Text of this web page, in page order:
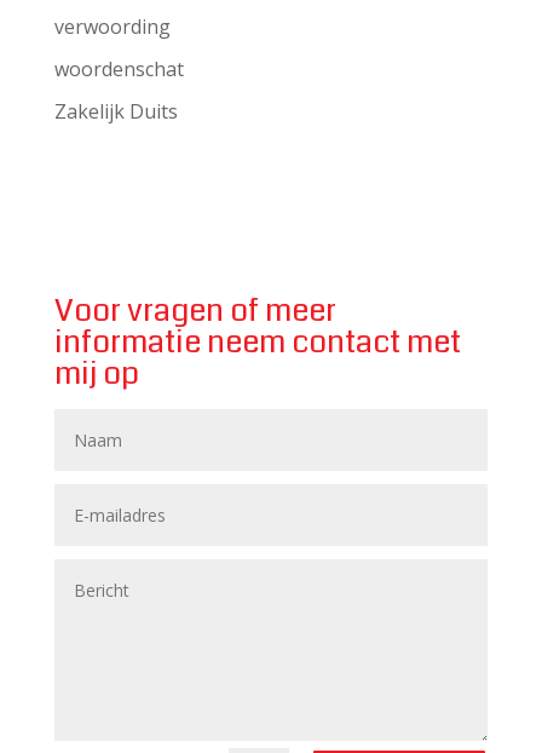
verwoording
woordenschat
Zakelijk Duits
Voor vragen of meer
informatie neem contact met
mij op